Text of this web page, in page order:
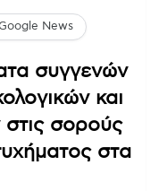
News
συγγενών
και
στις σορούς
στα